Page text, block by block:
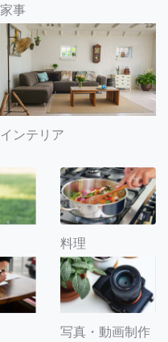
家事
インテリア
料理
写真・動画制作